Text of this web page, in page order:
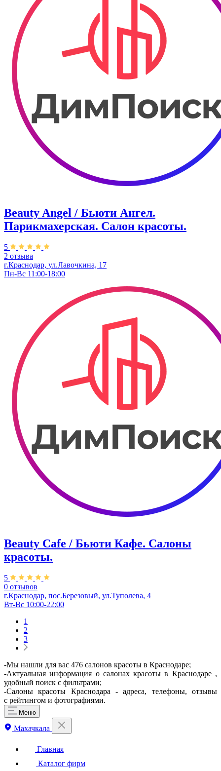
Beauty Angel / Бьюти Ангел.
Парикмахерская. Салон красоты.
5
2 отзыва
г.Краснодар, ул.Лавочкина, 17
Пн-Вс 11:00-18:00
Beauty Cafe / Бьюти Кафе. Салоны
красоты.
5
0 отзывов
г.Краснодар, пос.Березовый, ул.Туполева, 4
Вт-Вс 10:00-22:00
1
2
3
-Мы нашли для вас 476 салонов красоты в Краснодаре;
-Актуальная информация о салонах красоты в Краснодаре ,
удобный поиск с фильтрами;
-Салоны красоты Краснодара - адреса, телефоны, отзывы
с рейтингом и фотографиями.
Меню
Махачкала
Главная
Каталог фирм